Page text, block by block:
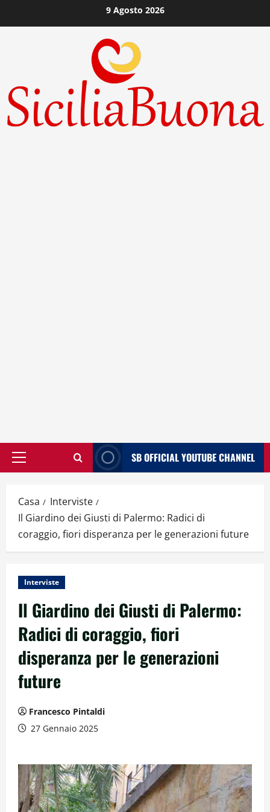
al
9 Agosto 2026
Menù
SB OFFICIAL YOUTUBE CHANNEL
Casa
Interviste
Il Giardino dei Giusti di Palermo: Radici di
coraggio, fiori disperanza per le generazioni future
Interviste
Il Giardino dei Giusti di Palermo:
Radici di coraggio, fiori
disperanza per le generazioni
future
Francesco Pintaldi
27 Gennaio 2025